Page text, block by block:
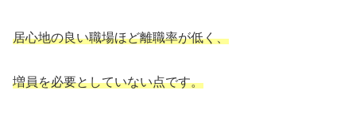
居心地の良い職場ほど離職率が低く、
増員を必要としていない点です。